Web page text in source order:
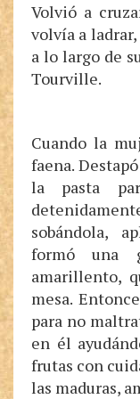
Volvió a
volvía a
a lo largo de
Tourville.
Cuando la
faena.
la pasta
sobándola,
formó una
amarillento,
mesa.
para no
en él
frutas con
las maduras,